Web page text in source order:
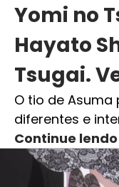
Yomi no
Hayato
Tsugai.
O tio de Asuma
diferentes e
Continue lendo